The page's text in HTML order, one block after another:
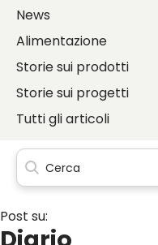
News
Alimentazione
Storie sui prodotti
Storie sui progetti
Tutti gli articoli
Post su: